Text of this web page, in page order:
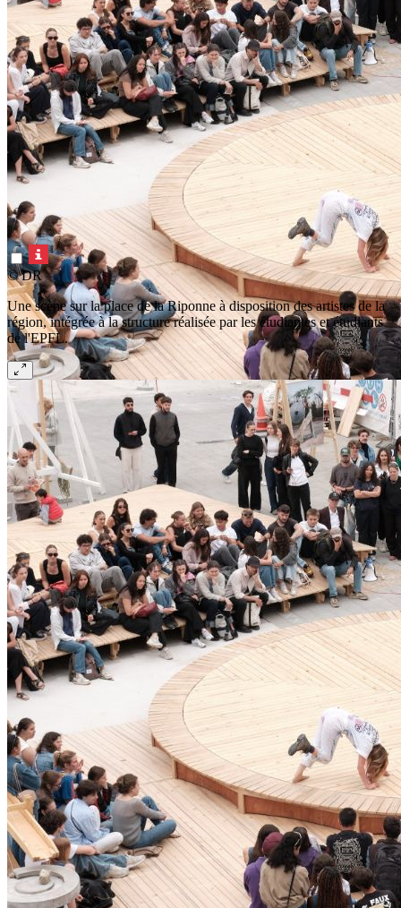
© DR
Une scène sur la place de la Riponne à disposition des artistes de la
région, intégrée à la structure réalisée par les étudiantes et étudiants
de l'EPFL.